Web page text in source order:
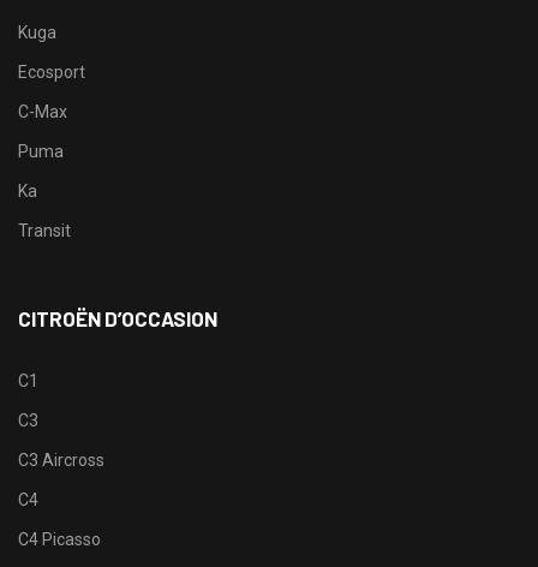
Kuga
Ecosport
C-Max
Puma
Ka
Transit
CITROËN D’OCCASION
C1
C3
C3 Aircross
C4
C4 Picasso